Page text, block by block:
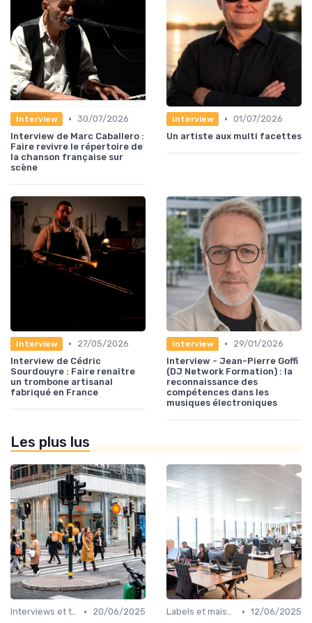
Interview • 30/07/2026
Interview de Marc Caballero :
Faire revivre le répertoire de
la chanson française sur
scène
Interview • 01/07/2026
Un artiste aux multi facettes
Interview •
27/05/2026
Interview de Cédric
Sourdouyre : Faire renaître
un trombone artisanal
fabriqué en France
Interview •
29/01/2026
Interview - Jean-Pierre Goffi
(DJ Network Formation) : la
reconnaissance des
compétences dans les
musiques électroniques
Les plus lus
Interviews et témoignages •
20/06/2025
Labels et maisons de disques • 12/06/2025